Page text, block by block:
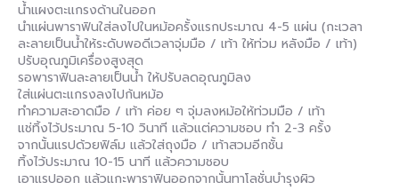
น้ำแผงตะแกรงด้านในออก
นำแผ่นพาราฟินใส่ลงไปในหม้อครั้งแรกประมาณ 4-5 แผ่น (กะเวลา
ละลายเป็นน้ำให้ระดับพอดีเวลาจุ่มมือ / เท้า ให้ท่วม หลังมือ / เท้า)
ปรับอุณภูมิเครื่องสูงสุด
รอพาราฟินละลายเป็นน้ำ ให้ปรับลดอุณภูมิลง
ใส่แผ่นตะแกรงลงไปก้นหม้อ
ทำความสะอาดมือ / เท้า ค่อย ๆ จุ่มลงหม้อให้ท่วมมือ / เท้า
แช่ทิ้งไว้ประมาณ 5-10 วินาที แล้วแต่ความชอบ ทำ 2-3 ครั้ง
จากนั้นแรปด้วยฟิล์ม แล้วใส่ถุงมือ / เท้าสวมอีกชั้น
ทิ้งไว้ประมาณ 10-15 นาที แล้วความชอบ
เอาแรปออก แล้วแกะพาราฟินออกจากนั้นทาโลชั่นบำรุงผิว